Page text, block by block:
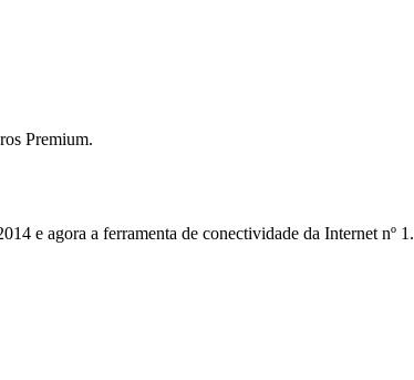
Premium.
e agora a ferramenta de conectividade da Internet nº 1.